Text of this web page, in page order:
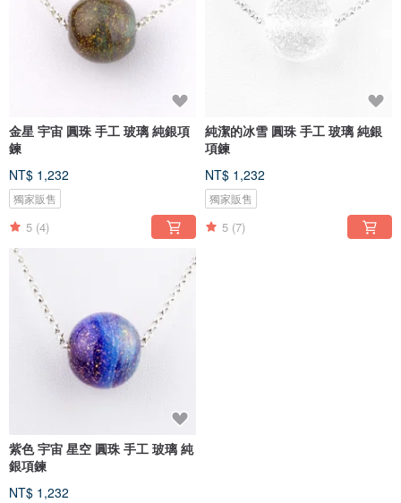
金星 宇宙 圓珠 手工 玻璃 純銀項
鍊
NT$ 1,232
獨家販售
5 (4)
純潔的冰雪 圓珠 手工 玻璃 純銀
項鍊
NT$ 1,232
獨家販售
5 (7)
紫色 宇宙 星空 圓珠 手工 玻璃 純
銀項鍊
NT$ 1,232